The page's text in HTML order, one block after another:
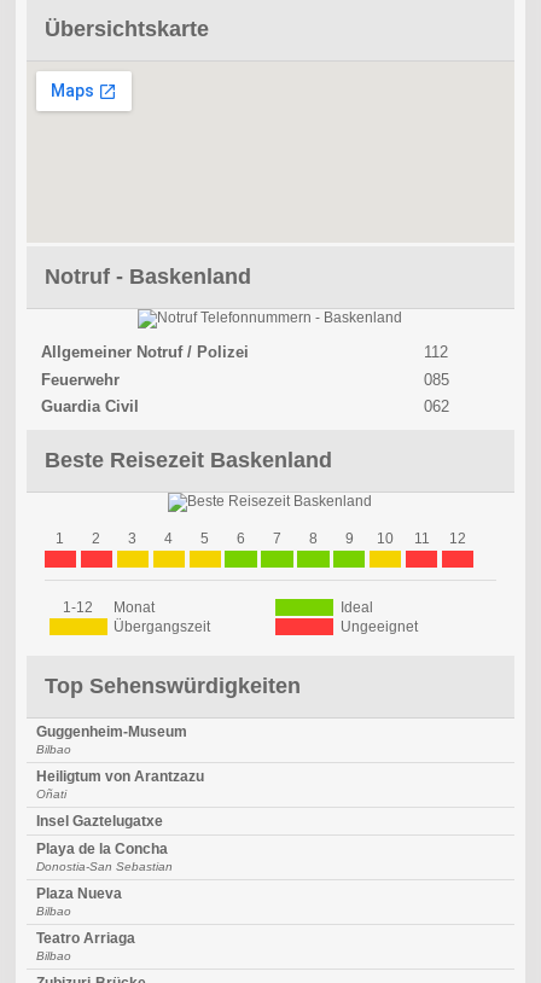
Übersichtskarte
Notruf - Baskenland
Allgemeiner Notruf / Polizei
112
Feuerwehr
085
Guardia Civil
062
Beste Reisezeit Baskenland
1 2 3 4 5 6 7 8 9 10 11 12
1-12 Monat
Ideal
Übergangszeit
Ungeeignet
Top Sehenswürdigkeiten
Guggenheim-Museum
Bilbao
Heiligtum von Arantzazu
Oñati
Insel Gaztelugatxe
Playa de la Concha
Donostia-San Sebastian
Plaza Nueva
Bilbao
Teatro Arriaga
Bilbao